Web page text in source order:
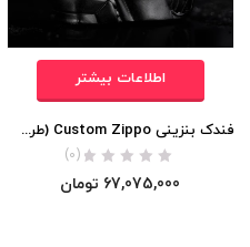
اطلاعات بیشتر
فندک بنزینی Custom Zippo (طراحی 540 درجه بیگانگان فضایی)
(0)
67,075,000 تومان